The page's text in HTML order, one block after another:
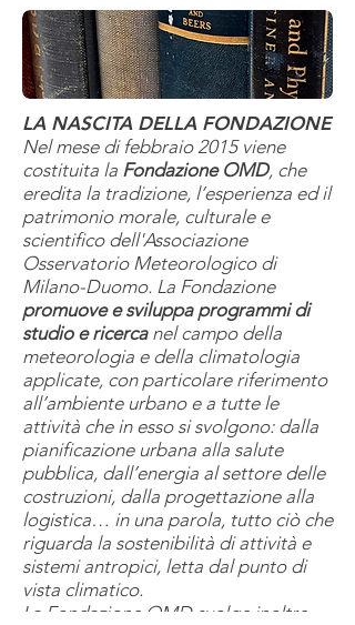
LA NASCITA DELLA FONDAZIONE
Nel mese di febbraio 2015 viene
costituita la Fondazione OMD, che
eredita la tradizione, l’esperienza ed il
patrimonio morale, culturale e
scientifico dell'Associazione
Osservatorio Meteorologico di
Milano-Duomo. La Fondazione
promuove e sviluppa programmi di
studio e ricercanel campo della
meteorologia e della climatologia
applicate, con particolare riferimento
all’ambiente urbano e a tutte le
attività che in esso si svolgono: dalla
pianificazione urbana alla salute
pubblica, dall’energia al settore delle
costruzioni, dalla progettazione alla
logistica… in una parola, tutto ciò che
riguarda la sostenibilità di attività e
sistemi antropici, letta dal punto di
vista climatico.
La Fondazione OMD svolge inoltre